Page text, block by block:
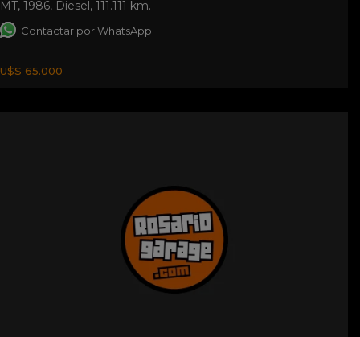
MT, 1986, Diesel, 111.111 km.
Contactar por WhatsApp
U$S 65.000